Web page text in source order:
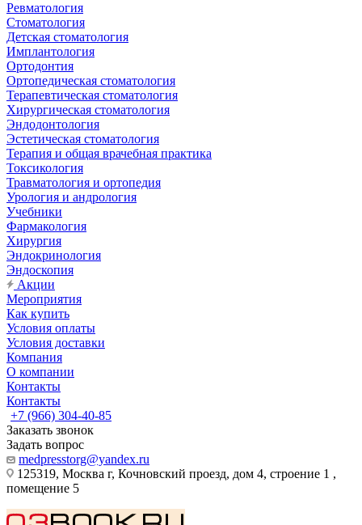
Ревматология
Стоматология
Детская стоматология
Имплантология
Ортодонтия
Ортопедическая стоматология
Терапевтическая стоматология
Хирургическая стоматология
Эндодонтология
Эстетическая стоматология
Терапия и общая врачебная практика
Токсикология
Травматология и ортопедия
Урология и андрология
Учебники
Фармакология
Хирургия
Эндокринология
Эндоскопия
Акции
Мероприятия
Как купить
Условия оплаты
Условия доставки
Компания
О компании
Контакты
Контакты
+7 (966) 304-40-85
Заказать звонок
Задать вопрос
medpresstorg@yandex.ru
125319, Москва г, Кочновский проезд, дом 4, строение 1 ,
помещение 5